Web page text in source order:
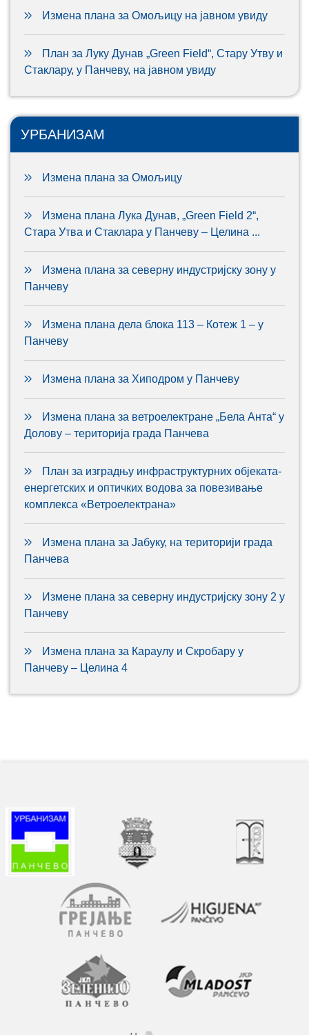
Измена плана за Омољицу на јавном увиду
План за Луку Дунав „Green Field“, Стару Утву и
Стаклару, у Панчеву, на јавном увиду
УРБАНИЗАМ
Измена плана за Омољицу
Измена плана Лука Дунав, „Green Field 2“,
Стара Утва и Стаклара у Панчеву – Целина ...
Измена плана за северну индустријску зону у
Панчеву
Измена плана дела блока 113 – Котеж 1 – у
Панчеву
Измена плана за Хиподром у Панчеву
Измена плана за ветроелектране „Бела Анта“ у
Долову – територија града Панчева
План за изградњу инфраструктурних објеката-
енергетских и оптичких водова за повезивање
комплекса «Ветроелектрана»
Измена плана за Јабуку, на територији града
Панчева
Измене плана за северну индустријску зону 2 у
Панчеву
Измена плана за Караулу и Скробару у
Панчеву – Целина 4